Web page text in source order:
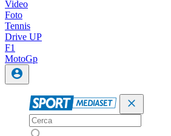
Video
Foto
Tennis
Drive UP
F1
MotoGp